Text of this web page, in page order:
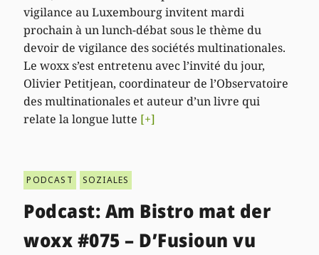
vigilance au Luxembourg invitent mardi
prochain à un lunch-débat sous le thème du
devoir de vigilance des sociétés multinationales.
Le woxx s’est entretenu avec l’invité du jour,
Olivier Petitjean, coordinateur de l’Observatoire
des multinationales et auteur d’un livre qui
relate la longue lutte [+]
PODCAST SOZIALES
Podcast: Am Bistro mat der
woxx #075 – D’Fusioun vu